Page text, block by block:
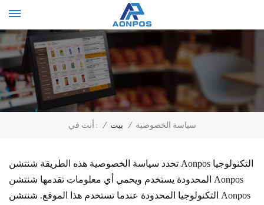
أنت في : / بيت / سياسة الخصوصية
تحدد سياسة الخصوصية هذه الطريقة شنتشن Aonpos التكنولوجيا
المحدودة يستخدم ويحمي أي معلومات تقدمها شنتشن Aonpos
التكنولوجيا المحدودة عندما تستخدم هذا الموقع. شنتشن Aonpos